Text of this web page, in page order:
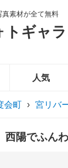
素材が全て無料
トギャラ
人気
会町 › 宮リバ
西陽でふん